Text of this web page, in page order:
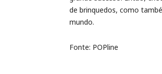
de brinquedos, como
mundo.
Fonte: POPline